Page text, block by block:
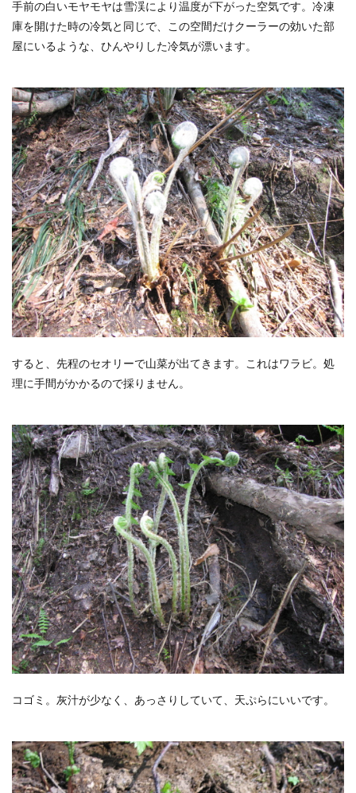
手前の白いモヤモヤは雪渓により温度が下がった空気です。冷凍
庫を開けた時の冷気と同じで、この空間だけクーラーの効いた部
屋にいるような、ひんやりした冷気が漂います。
すると、先程のセオリーで山菜が出てきます。これはワラビ。処
理に手間がかかるので採りません。
コゴミ。灰汁が少なく、あっさりしていて、天ぷらにいいです。